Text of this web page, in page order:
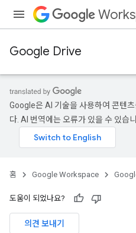
Google Drive
Google은 AI 기술을 사용하여 콘텐
다. AI 번역에는 오류가 있을 수 있습
홈 Google Workspace
도움이 되었나요?
의견 보내기